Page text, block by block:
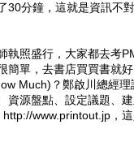
分鐘，這就是資訊不
照盛行，大家都去考
單，去書店買買書就
Much)？鄭啟川總經
源盤點、設定議題、
www.printout.jp，